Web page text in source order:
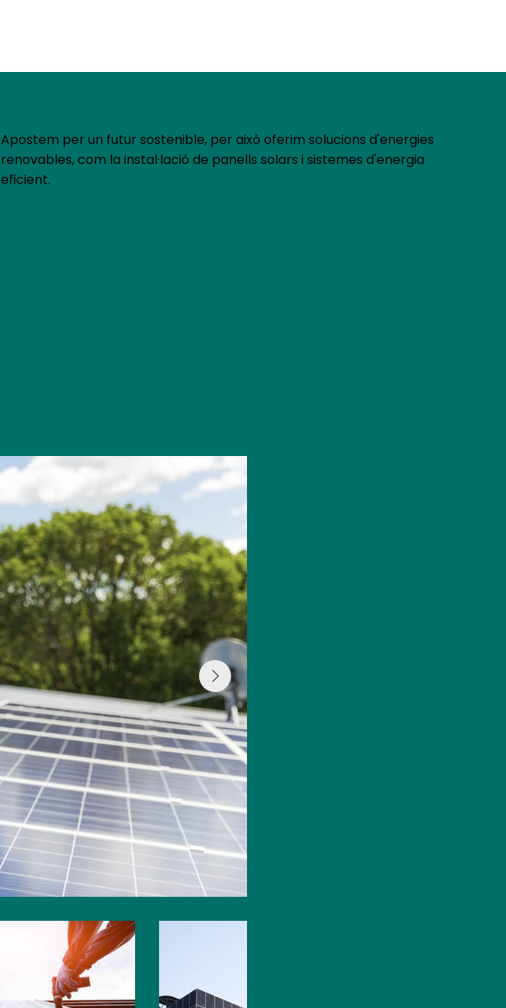
Apostem per un futur sostenible, per això oferim solucions d'energies
renovables, com la instal·lació de panells solars i sistemes d'energia
eficient.